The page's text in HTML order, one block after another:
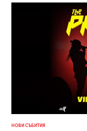
НОВИ СЪБИТИЯ